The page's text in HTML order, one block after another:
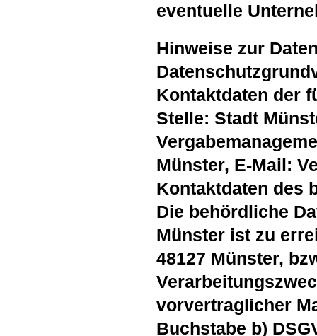
eventuelle
Hinweise zur
Kontaktdaten der
Stelle: Stadt
Münster, E-Mail:
Kontaktdaten des
Die behördliche
Münster ist zu
48127 Münster,
vorvertraglicher
Buchstabe b)